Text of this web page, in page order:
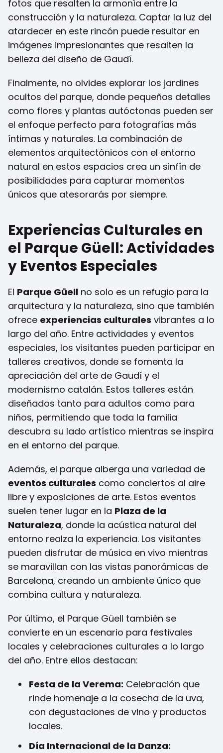
fotos que resalten la armonía entre la
construcción y la naturaleza. Captar la luz del
atardecer en este rincón puede resultar en
imágenes impresionantes que resalten la
belleza del diseño de Gaudí.
Finalmente, no olvides explorar los jardines
ocultos del parque, donde pequeños detalles
como flores y plantas autóctonas pueden ser
el enfoque perfecto para fotografías más
íntimas y naturales. La combinación de
elementos arquitectónicos con el entorno
natural en estos espacios crea un sinfín de
posibilidades para capturar momentos
únicos que atesorarás por siempre.
Experiencias Culturales en
el Parque Güell: Actividades
y Eventos Especiales
El Parque Güell no solo es un refugio para la
arquitectura y la naturaleza, sino que también
ofrece experiencias culturales vibrantes a lo
largo del año. Entre actividades y eventos
especiales, los visitantes pueden participar en
talleres creativos, donde se fomenta la
apreciación del arte de Gaudí y el
modernismo catalán. Estos talleres están
diseñados tanto para adultos como para
niños, permitiendo que toda la familia
descubra su lado artístico mientras se inspira
en el entorno del parque.
Además, el parque alberga una variedad de
eventos culturales como conciertos al aire
libre y exposiciones de arte. Estos eventos
suelen tener lugar en la Plaza de la
Naturaleza, donde la acústica natural del
entorno realza la experiencia. Los visitantes
pueden disfrutar de música en vivo mientras
se maravillan con las vistas panorámicas de
Barcelona, creando un ambiente único que
combina cultura y naturaleza.
Por último, el Parque Güell también se
convierte en un escenario para festivales
locales y celebraciones culturales a lo largo
del año. Entre ellos destacan:
Festa de la Verema: Celebración que
rinde homenaje a la cosecha de la uva,
con degustaciones de vino y productos
locales.
Día Internacional de la Danza: